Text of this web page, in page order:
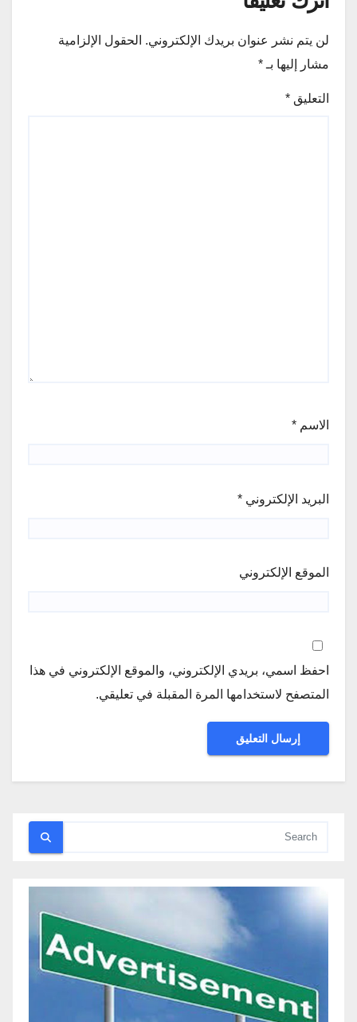
لن يتم نشر عنوان بريدك الإلكتروني. الحقول الإلزامية
مشار إليها بـ *
التعليق *
الاسم *
البريد الإلكتروني *
الموقع الإلكتروني
احفظ اسمي، بريدي الإلكتروني، والموقع الإلكتروني في هذا
المتصفح لاستخدامها المرة المقبلة في تعليقي.